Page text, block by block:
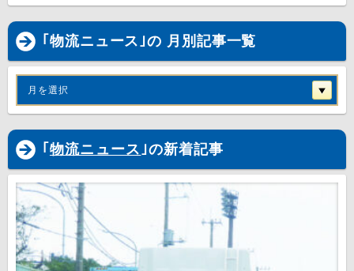
｢物流ニュース｣の 月別記事一覧
月を選択
｢ 物流ニュース｣の新着記事